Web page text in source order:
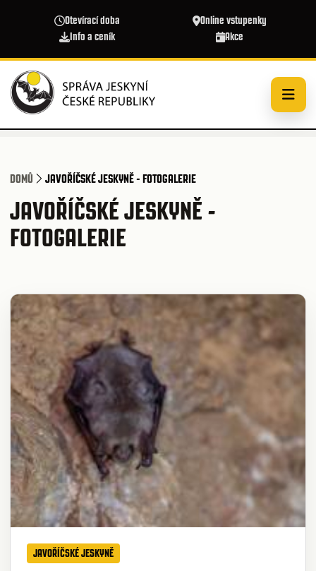
Otevírací doba
Online vstupenky
Info a ceník
Akce
DOMŮ JAVOŘÍČSKÉ JESKYNĚ - FOTOGALERIE
JAVOŘÍČSKÉ JESKYNĚ -
FOTOGALERIE
JAVOŘÍČSKÉ JESKYNĚ